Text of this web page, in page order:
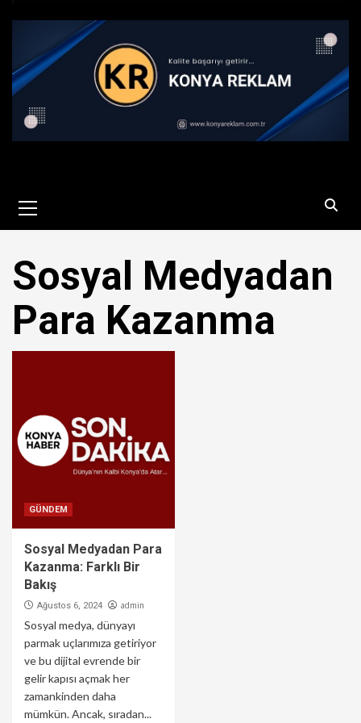
Menu
Sosyal Medyadan
Para Kazanma
GÜNDEM
Sosyal Medyadan Para
Kazanma: Farklı Bir
Bakış
Ağustos 6, 2024 admin
Sosyal medya, dünyayı
parmak uçlarımıza getiriyor
ve bu dijital evrende bir
gelir kapısı açmak her
zamankinden daha
mümkün. Ancak, sıradan...